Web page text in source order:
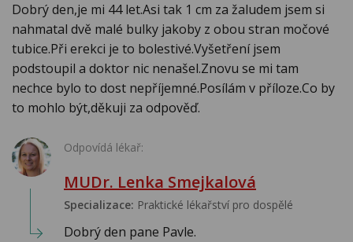
Dobrý den,je mi 44 let.Asi tak 1 cm za žaludem jsem si
nahmatal dvě malé bulky jakoby z obou stran močové
tubice.Při erekci je to bolestivé.Vyšetření jsem
podstoupil a doktor nic nenašel.Znovu se mi tam
nechce bylo to dost nepříjemné.Posílám v příloze.Co by
to mohlo být,děkuji za odpověď.
Odpovídá lékař:
MUDr. Lenka Smejkalová
Specializace: Praktické lékařství pro dospělé
Dobrý den pane Pavle.